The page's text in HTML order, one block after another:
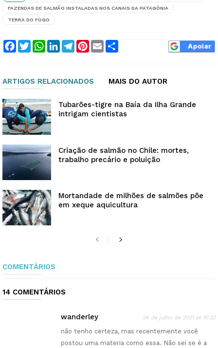
FAZENDAS DE SALMÃO INSTALADAS NOS CANAIS DA PATAGÔNIA
TERRA DO FOGO
Facebook
TwitterWhatsApp
LinkedInTelegram
Pinterest
Email
ARTIGOS RELACIONADOS MAIS DO AUTOR
Tubarões-tigre na Baía da Ilha Grande
intrigam cientistas
Criação de salmão no Chile: mortes,
trabalho precário e poluição
Mortandade de milhões de salmões põe
em xeque aquicultura
COMENTÁRIOS
14 COMENTÁRIOS
wanderley 24 de julho de 2021 at 10:22
não tenho certeza, mas recentemente você
postou uma materia como essa. Não sei se é a